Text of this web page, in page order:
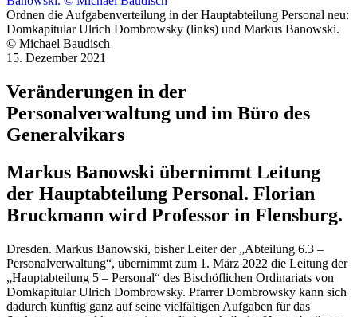
Ordnen die Aufgabenverteilung in der Hauptabteilung Personal neu:
Domkapitular Ulrich Dombrowsky (links) und Markus Banowski.
© Michael Baudisch
15. Dezember 2021
Veränderungen in der
Personalverwaltung und im Büro des
Generalvikars
Markus Banowski übernimmt Leitung
der Hauptabteilung Personal. Florian
Bruckmann wird Professor in Flensburg.
Dresden. Markus Banowski, bisher Leiter der „Abteilung 6.3 –
Personalverwaltung“, übernimmt zum 1. März 2022 die Leitung der
„Hauptabteilung 5 – Personal“ des Bischöflichen Ordinariats von
Domkapitular Ulrich Dombrowsky. Pfarrer Dombrowsky kann sich
dadurch künftig ganz auf seine vielfältigen Aufgaben für das